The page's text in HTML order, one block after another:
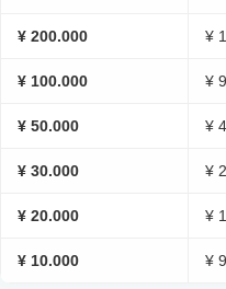
¥ 200.000 ¥
¥ 100.000 ¥
¥ 50.000 ¥
¥ 30.000 ¥
¥ 20.000 ¥
¥ 10.000 ¥